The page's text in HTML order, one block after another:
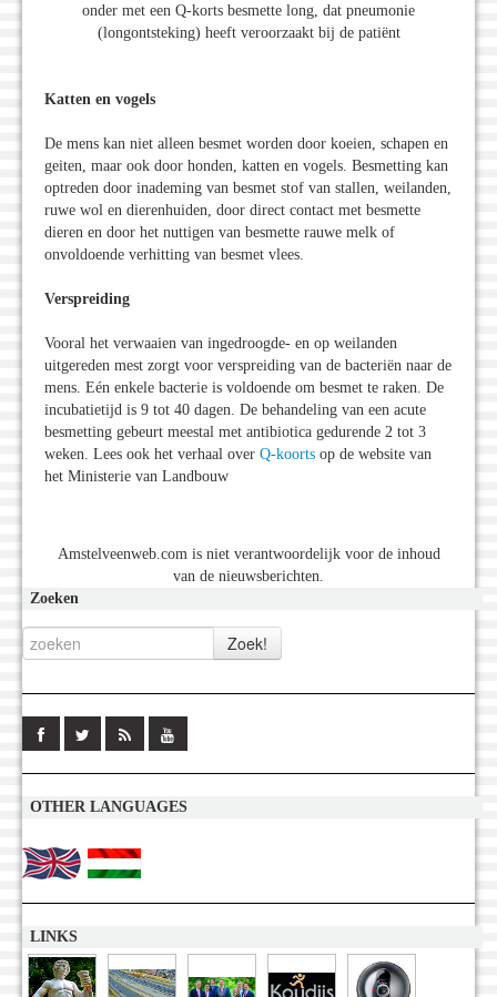
onder met een Q-korts besmette long, dat pneumonie
(longontsteking) heeft veroorzaakt bij de patiënt
Katten en vogels
De mens kan niet alleen besmet worden door koeien, schapen en
geiten, maar ook door honden, katten en vogels. Besmetting kan
optreden door inademing van besmet stof van stallen, weilanden,
ruwe wol en dierenhuiden, door direct contact met besmette
dieren en door het nuttigen van besmette rauwe melk of
onvoldoende verhitting van besmet vlees.
Verspreiding
Vooral het verwaaien van ingedroogde- en op weilanden
uitgereden mest zorgt voor verspreiding van de bacteriën naar de
mens. Eén enkele bacterie is voldoende om besmet te raken. De
incubatietijd is 9 tot 40 dagen. De behandeling van een acute
besmetting gebeurt meestal met antibiotica gedurende 2 tot 3
weken. Lees ook het verhaal over Q-koorts op de website van
het Ministerie van Landbouw
Amstelveenweb.com is niet verantwoordelijk voor de inhoud
van de nieuwsberichten.
Zoeken
OTHER LANGUAGES
LINKS